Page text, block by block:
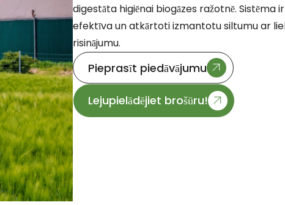
digestāta higiēnai biogāzes ražotnē. Sistēma
efektīva un atkārtoti izmantotu siltumu ar
risinājumu.
Pieprasīt piedāvājumu
Lejupielādējiet brošūru!